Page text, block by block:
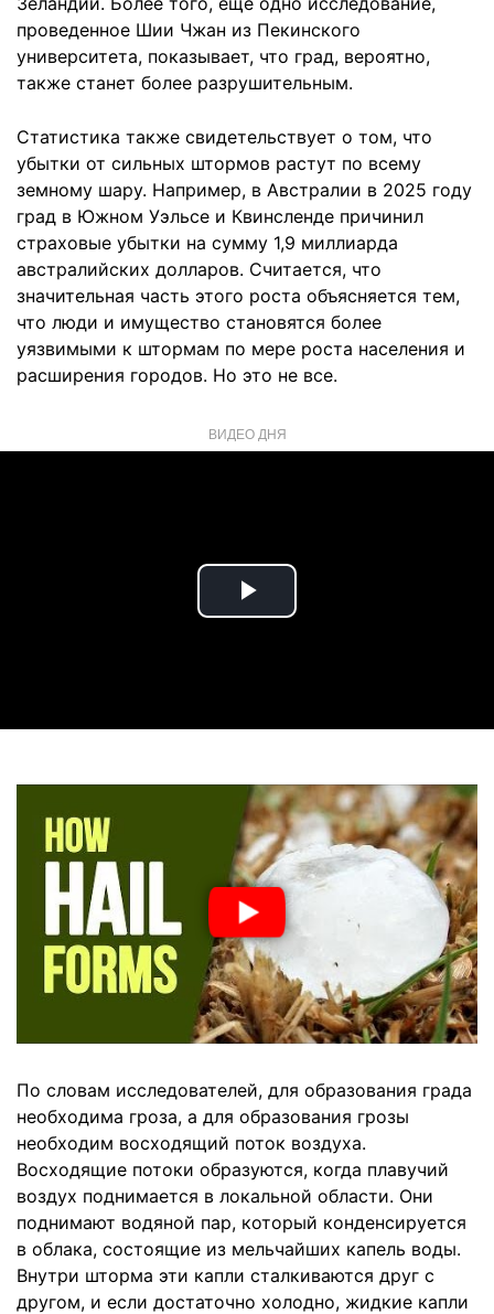
проведенное Шии Чжан из Пекинского
университета, показывает, что град, вероятно,
также станет более разрушительным.
Статистика также свидетельствует о том, что
убытки от сильных штормов растут по всему
земному шару. Например, в Австралии в 2025 году
град в Южном Уэльсе и Квинсленде причинил
страховые убытки на сумму 1,9 миллиарда
австралийских долларов. Считается, что
значительная часть этого роста объясняется тем,
что люди и имущество становятся более
уязвимыми к штормам по мере роста населения и
расширения городов. Но это не все.
ВИДЕО ДНЯ
Play
По словам исследователей, для образования града
необходима гроза, а для образования грозы
необходим восходящий поток воздуха.
Восходящие потоки образуются, когда плавучий
воздух поднимается в локальной области. Они
поднимают водяной пар, который конденсируется
в облака, состоящие из мельчайших капель воды.
Внутри шторма эти капли сталкиваются друг с
другом, и если достаточно холодно, жидкие капли